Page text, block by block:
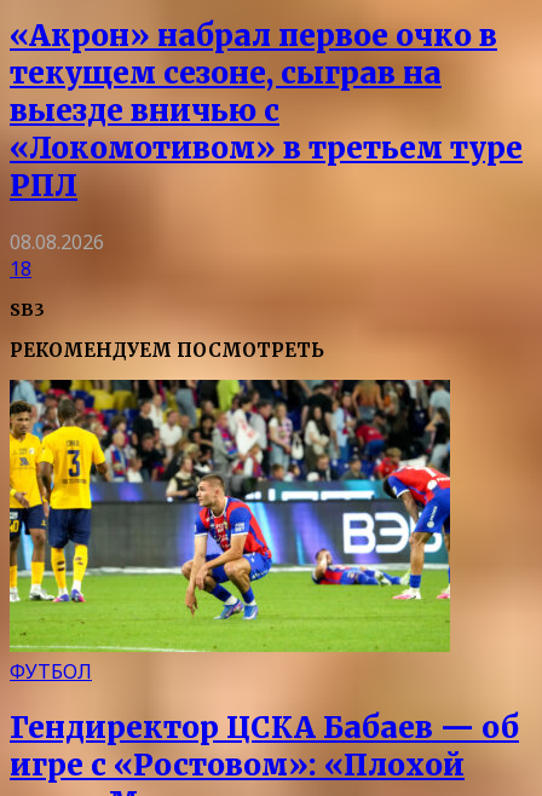
«Акрон» набрал первое очко в
текущем сезоне, сыграв на
выезде вничью с
«Локомотивом» в третьем туре
РПЛ
08.08.2026
18
SB3
РЕКОМЕНДУЕМ ПОСМОТРЕТЬ
ФУТБОЛ
Гендиректор ЦСКА Бабаев — об
игре с «Ростовом»: «Плохой